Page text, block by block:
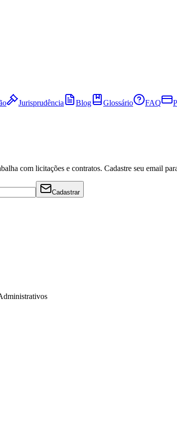
Jurisprudência Blog Glossário FAQ
com licitações e contratos. Cadastre seu email
Cadastrar